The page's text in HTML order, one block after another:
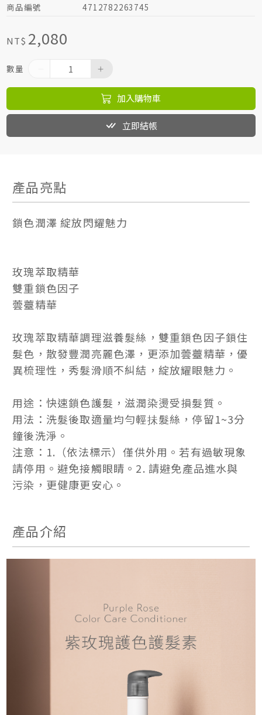
商品編號
4712782263745
NT$ 2,080
數量
加入購物車
立即結帳
產品亮點
鎖色潤澤 綻放閃耀魅力
玫瑰萃取精華
雙重鎖色因子
蕓薹精華
玫瑰萃取精華調理滋養髮絲，雙重鎖色因子鎖住
髮色，散發豐潤亮麗色澤，更添加蕓薹精華，優
異梳理性，秀髮滑順不糾結，綻放耀眼魅力。
用途：快速鎖色護髮，滋潤染燙受損髮質。
用法：洗髮後取適量均勻輕抺髮絲，停留1~3分
鐘後洗淨。
注意：1.（依法標示）僅供外用。若有過敏現象
請停用。避免接觸眼睛。2. 請避免產品進水與
污染，更健康更安心。
產品介紹